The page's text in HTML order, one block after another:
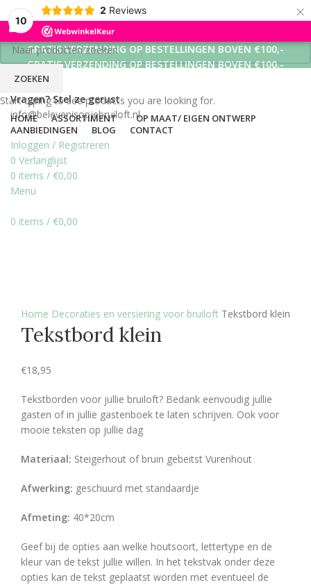
10
2 Reviews ×
GRATIS VERZENDING OP BESTELLINGEN BOVEN €100,-
GRATIS VERZENDING OP BESTELLINGEN BOVEN €100,-
GRATIS VERZENDING OP BESTELLINGEN BOVEN €100,-
Vragen? Stel ze gerust
info@belevenisopjebruiloft.nl
Inloggen / Registreren
0 Verlanglijst
0 items / €0,00
Menu
0 items / €0,00
HOME ASSORTIMENT
OP MAAT/ EIGEN ONTWERP
AANBIEDINGEN
BLOG CONTACT
Home Decoraties en versiering voor bruiloft Tekstbord klein
Tekstbord klein
€18,95
Tekstborden voor jullie bruiloft? Bedank eenvoudig jullie
gasten of in jullie gastenboek te laten schrijven. Ook voor
mooie teksten op jullie dag
Materiaal: Steigerhout of bruin gebeitst Vurenhout
Afwerking: geschuurd met standaardje
Afmeting: 40*20cm
Geef bij de opties aan welke houtsoort, lettertype en de
kleur van de tekst jullie willen. In het tekstvak onder deze
opties kan de tekst geplaatst worden met eventueel de
ZOEKEN
Start typing to see products you are looking for.